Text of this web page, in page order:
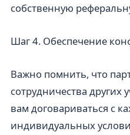
собственную
Шаг 4. Обеспечение
Важно помнить, что
сотрудничества других
вам договариваться с
индивидуальных